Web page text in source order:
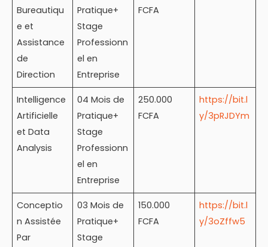
Bureautiqu
e et
Assistance
de
Direction
Pratique+
Stage
Professionn
el en
Entreprise
FCFA
Intelligence
Artificielle
et Data
Analysis
04 Mois de
Pratique+
Stage
Professionn
el en
Entreprise
250.000
FCFA
https://bit.l
y/3pRJDYm
Conceptio
n Assistée
Par
03 Mois de
Pratique+
Stage
150.000
FCFA
https://bit.l
y/3oZffw5